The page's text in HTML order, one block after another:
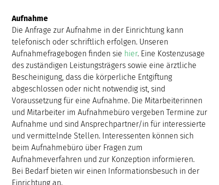
Aufnahme
Die Anfrage zur Aufnahme in der Einrichtung kann
telefonisch oder schriftlich erfolgen. Unseren
Aufnahmefragebogen finden sie hier. Eine Kostenzusage
des zuständigen Leistungsträgers sowie eine ärztliche
Bescheinigung, dass die körperliche Entgiftung
abgeschlossen oder nicht notwendig ist, sind
Voraussetzung für eine Aufnahme. Die Mitarbeiterinnen
und Mitarbeiter im Aufnahmebüro vergeben Termine zur
Aufnahme und sind Ansprechpartner/in für interessierte
und vermittelnde Stellen. Interessenten können sich
beim Aufnahmebüro über Fragen zum
Aufnahmeverfahren und zur Konzeption informieren.
Bei Bedarf bieten wir einen Informationsbesuch in der
Einrichtung an.